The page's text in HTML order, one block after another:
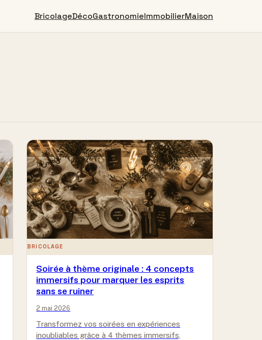
BricolageDécoGastronomieImmobilierMaison
BRICOLAGE
Soirée à thème originale : 4 concepts
immersifs pour marquer les esprits
sans se ruiner
2 mai 2026
Transformez vos soirées en expériences
inoubliables grâce à 4 thèmes immersifs,